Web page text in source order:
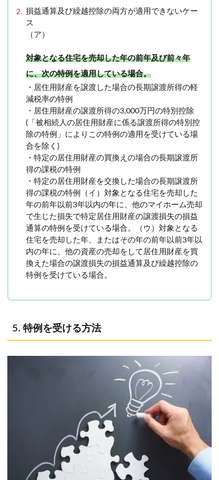
損益通算及び繰越控除の両方が適用できないケー
ス
（ア）
対象となる住宅を売却した年の前年及び前々年
に、次の特例を適用している場合。
・居住用財産を譲渡した場合の長期譲渡所得の軽
減税率の特例
・居住用財産の譲渡所得の3,000万円の特別控除
(「被相続人の居住用財産に係る譲渡所得の特別控
除の特例」によりこの特例の適用を受けている場
合を除く)
・特定の居住用財産の買換えの場合の長期譲渡所
得の課税の特例
・特定の居住用財産を交換した場合の長期譲渡所
得の課税の特例（イ）対象となる住宅を売却した
年の前年以前3年以内の年に、他のマイホーム売却
で生じた損失で特定居住用財産の譲渡損失の損益
通算の特例を受けている場合。（ウ）対象となる
住宅を売却した年、またはその年の前年以前3年以
内の年に、他の資産の売却をして居住用財産を買
換えた場合の譲渡損失の損益通算及び繰越控除の
特例を受けている場合。
特例を受ける方法